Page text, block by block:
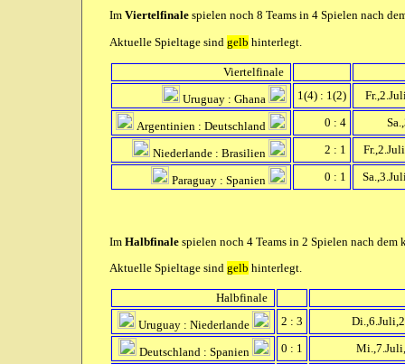
Im Viertelfinale spielen noch 8 Teams in 4 Spielen nach
Aktuelle Spieltage sind gelb hinterlegt.
Viertelfinale
Uruguay : Ghana
1(4) : 1(2)
Argentinien : Deutschland 0 : 4
Niederlande : Brasilien 2 : 1
Paraguay : Spanien 0 : 1
Im Halbfinale spielen noch 4 Teams in 2 Spielen nach dem
Aktuelle Spieltage sind gelb hinterlegt.
Halbfinale
Uruguay : Niederlande
2 : 3
Deutschland : Spanien 0 : 1